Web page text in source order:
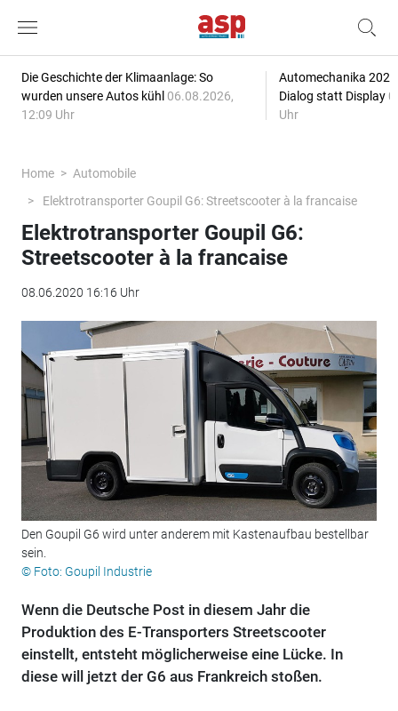
Die Geschichte der Klimaanlage: So
wurden unsere Autos kühl 06.08.2026,
12:09 Uhr
Automechanika
Dialog statt Display
Uhr
Home
Automobile
Elektrotransporter Goupil G6: Streetscooter à la francaise
Elektrotransporter Goupil G6:
Streetscooter à la francaise
08.06.2020 16:16 Uhr
Den Goupil G6 wird unter anderem mit Kastenaufbau bestellbar
sein.
© Foto: Goupil Industrie
Wenn die Deutsche Post in diesem Jahr die
Produktion des E-Transporters Streetscooter
einstellt, entsteht möglicherweise eine Lücke. In
diese will jetzt der G6 aus Frankreich stoßen.